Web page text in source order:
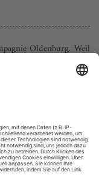
Oldenburg. Weil
Talent geerbt
Künstlerin mit
wie kann es
Ensemble der
Frage als Chance.
Mit ihren 25
darstellerisch